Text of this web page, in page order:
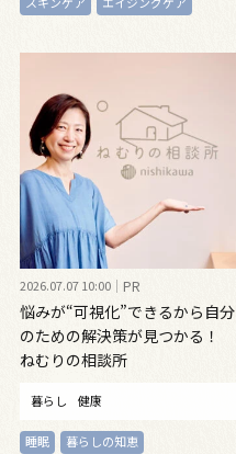
2026.07.07 10:00 PR
悩みが“可視化”できるから自分
のための解決策が見つかる！
ねむりの相談所
暮らし 健康
睡眠 暮らしの知恵